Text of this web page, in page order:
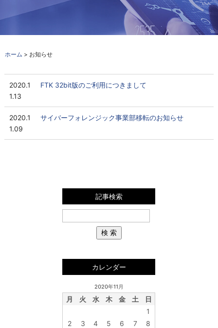
ホーム > お知らせ
2020.1
1.13
FTK 32bit版のご利用につきまして
2020.1
1.09
サイバーフォレンジック事業部移転のお知らせ
記事検索
カレンダー
2020年11月
月 火 水 木 金 土 日
1
2
3 4 5 6 7
8